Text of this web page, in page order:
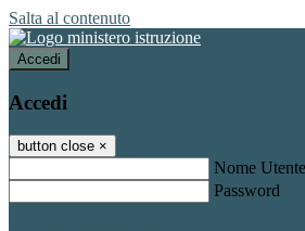
Salta al contenuto
Accedi
Accedi
button close ×
Nome Utente
Password